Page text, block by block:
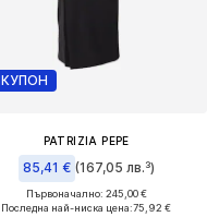
КУПОН
PATRIZIA PEPE
85,41 € (167,05 лв.³)
Първоначално: 245,00 €
Последна най-ниска цена:75,92 €